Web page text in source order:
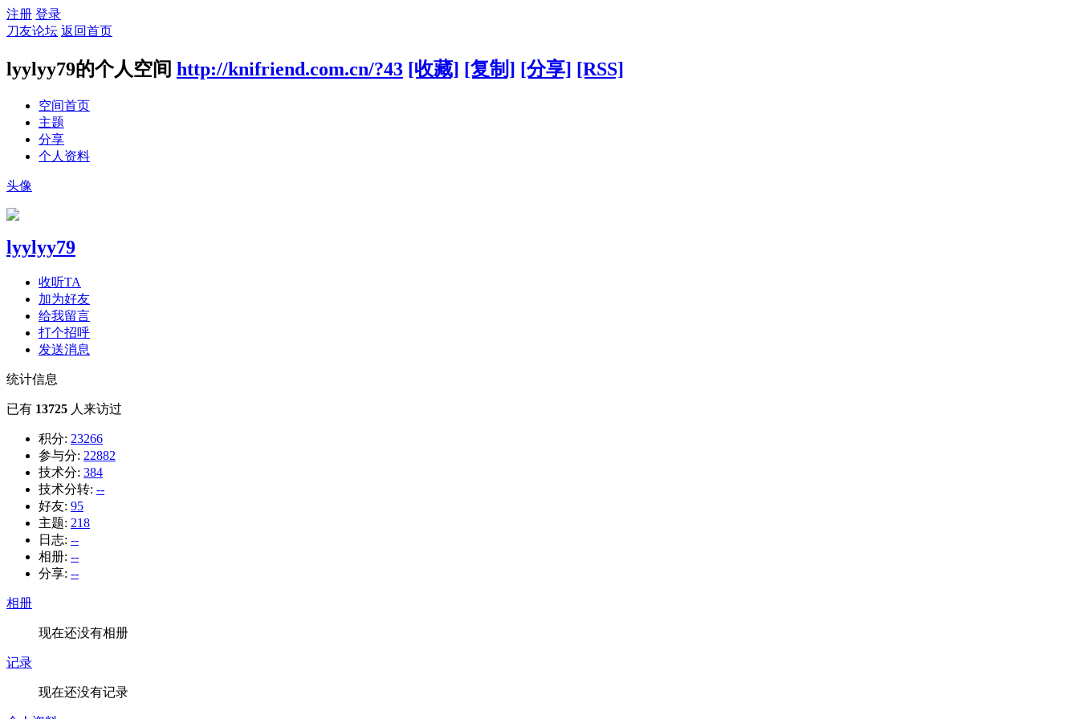
注册 登录
刀友论坛 返回首页
lyylyy79的个人空间 http://knifriend.com.cn/?43 [收藏] [复制] [分享] [RSS]
空间首页
主题
分享
个人资料
头像
lyylyy79
收听TA
加为好友
给我留言
打个招呼
发送消息
统计信息
已有 13725 人来访过
积分: 23266
参与分: 22882
技术分: 384
技术分转: --
好友: 95
主题: 218
日志: --
相册: --
分享: --
相册
现在还没有相册
记录
现在还没有记录